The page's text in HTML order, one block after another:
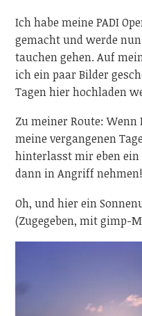
Ich habe meine PADI
gemacht und werde
tauchen gehen. Auf
ich ein paar Bilder
Tagen hier hochladen
Zu meiner Route:
meine vergangenen
hinterlasst mir eben ein
dann in Angriff nehmen!
Oh, und hier ein
(Zugegeben, mit gimp-